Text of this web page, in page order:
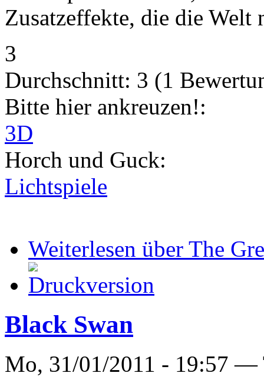
Zusatzeffekte, die die Welt
3
Durchschnitt: 3 (1
Bitte hier ankreuzen!:
3D
Horch und Guck:
Lichtspiele
Weiterlesen über The
Black Swan
Mo, 31/01/2011 - 19:57 —